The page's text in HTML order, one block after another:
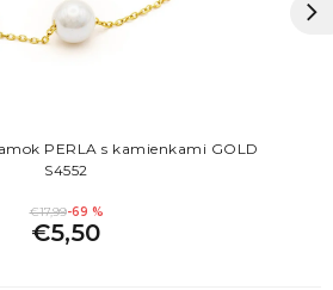
PERLA s kamienkami GOLD
S4552
€17,99-69 %
€5,50